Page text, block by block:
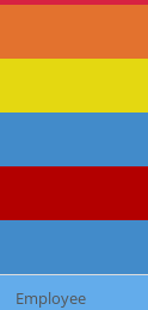
Employee